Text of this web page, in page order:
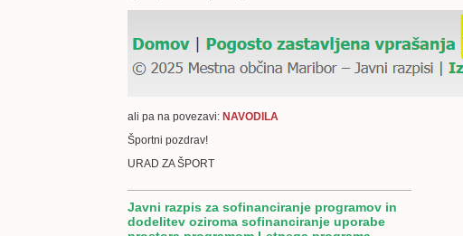
ali pa na povezavi: NAVODILA
Športni pozdrav!
URAD ZA ŠPORT
Javni razpis za sofinanciranje programov in
dodelitev oziroma sofinanciranje uporabe